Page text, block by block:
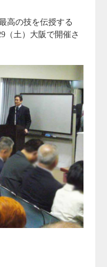
高の技を伝授する
（土）大阪で開催さ